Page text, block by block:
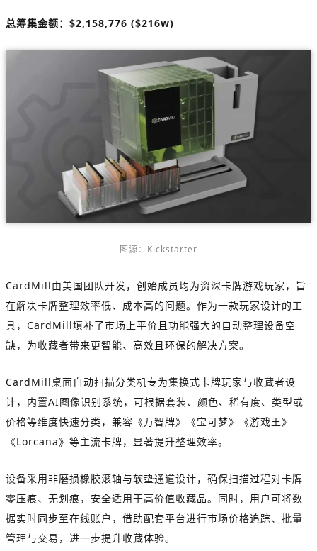
总筹集金额： $2,158,776 ($216w)
图源：Kickstarter
CardMill由美国团队开发，创始成员均为资深卡牌游戏玩家，旨
在解决卡牌整理效率低、成本高的问题。作为一款玩家设计的工
具，CardMill填补了市场上平价且功能强大的自动整理设备空
缺，为收藏者带来更智能、高效且环保的解决方案。
CardMill桌面自动扫描分类机专为集换式卡牌玩家与收藏者设
计，内置AI图像识别系统，可根据套装、颜色、稀有度、类型或
价格等维度快速分类，兼容《万智牌》《宝可梦》《游戏王》
《Lorcana》等主流卡牌，显著提升整理效率。
设备采用非磨损橡胶滚轴与软垫通道设计，确保扫描过程对卡牌
零压痕、无划痕，安全适用于高价值收藏品。同时，用户可将数
据实时同步至在线账户，借助配套平台进行市场价格追踪、批量
管理与交易，进一步提升收藏体验。